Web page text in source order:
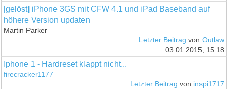
[gelöst] iPhone 3GS mit CFW 4.1 und iPad Baseband auf
höhere Version updaten
Martin Parker
Letzter Beitrag von Outlaw
03.01.2015, 15:18
Iphone 1 - Hardreset klappt nicht...
firecracker1177
Letzter Beitrag von inspi1717